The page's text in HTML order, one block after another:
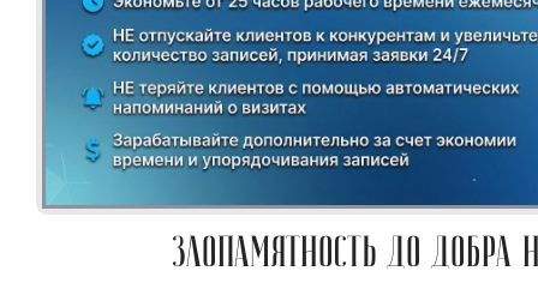
ЗЛОПАМЯТНОСТЬ ДО ДОБРА